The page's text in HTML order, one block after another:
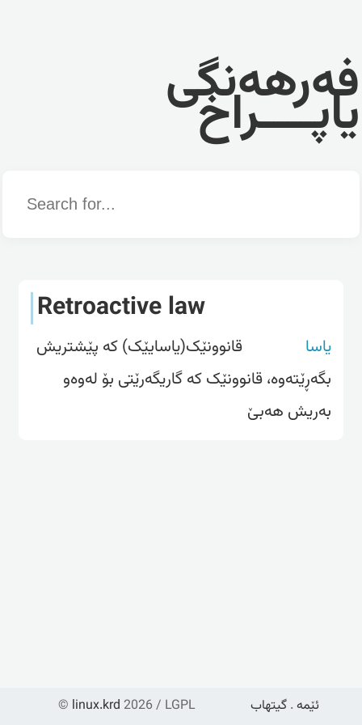
فەرهەنگی
یاپــــراخ
Word
Retroactive law
یاسا
قانوونێک(یاسایێک) کە پێشتریش
بگەڕێتەوە، قانوونێک کە گاریگەرێتی بۆ لەوەو
بەریش هەبێ
© linux.krd 2026 / LGPL ئێمە . گیتهاب